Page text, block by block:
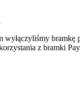
bramkę
z bramki